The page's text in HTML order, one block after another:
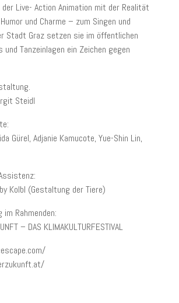
Live- Action Animation mit der Realität
und Charme – zum Singen und
Stadt Graz setzen sie im öffentlichen
und Tanzeinlagen ein Zeichen gegen
Steidl
Gürel, Adjanie Kamucote, Yue-Shin Lin,
Kolbl (Gestaltung der Tiere)
Rahmenden:
– DAS KLIMAKULTURFESTIVAL